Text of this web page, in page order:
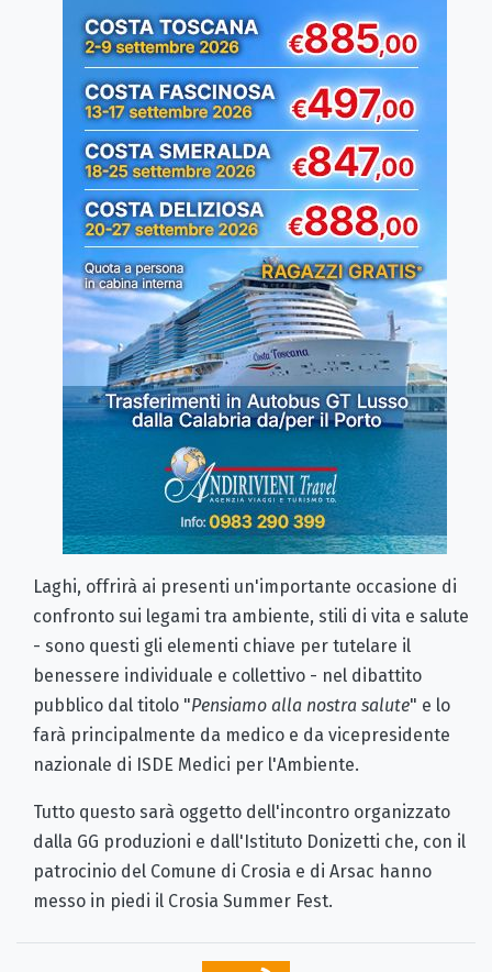
Laghi, offrirà ai presenti un'importante occasione di
confronto sui legami tra ambiente, stili di vita e salute
- sono questi gli elementi chiave per tutelare il
benessere individuale e collettivo - nel dibattito
pubblico dal titolo "Pensiamo alla nostra salute" e lo
farà principalmente da medico e da vicepresidente
nazionale di ISDE Medici per l'Ambiente.
Tutto questo sarà oggetto dell'incontro organizzato
dalla GG produzioni e dall'Istituto Donizetti che, con il
patrocinio del Comune di Crosia e di Arsac hanno
messo in piedi il Crosia Summer Fest.